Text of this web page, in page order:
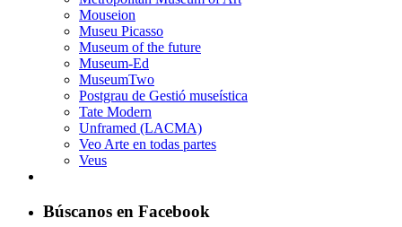
Mouseion
Museu Picasso
Museum of the future
Museum-Ed
MuseumTwo
Postgrau de Gestió museística
Tate Modern
Unframed (LACMA)
Veo Arte en todas partes
Veus
Búscanos en Facebook